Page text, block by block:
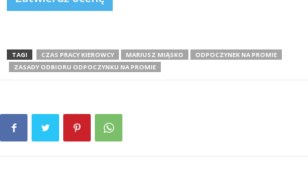
TAGI CZAS PRACY KIEROWCY MARIUSZ MIĄSKO
ODPOCZYNEK NA PROMIE
ZASADY ODBIORU ODPOCZYNKU NA PROMIE